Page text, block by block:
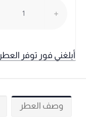
أبلغني فور توفر العطر
وصف العطر